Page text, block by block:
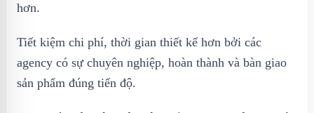
hơn.
Tiết kiệm chi phí, thời gian thiết kế hơn bởi các
agency có sự chuyên nghiệp, hoàn thành và bàn giao
sản phẩm đúng tiến độ.